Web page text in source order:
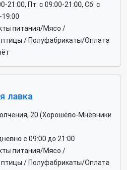
21:00, Пт: c 09:00-21:00, Сб: c
19:00
питания/Мясо /
/ Полуфабрикаты/Оплата
лавка
20 (Хорошёво-Мнёвники
с 09:00 до 21:00
питания/Мясо /
/ Полуфабрикаты/Оплата